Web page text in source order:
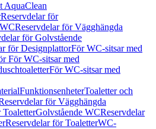
AquaClean
Reservdelar för
Reservdelar för Vägghängda
för Golvstående
för DesignplattorFör WC-sitsar med
För WC-sitsar med
För WC-sitsar med
FunktionsenheterToaletter och
för Vägghängda
ToaletterGolvstående WCReservdelar
Reservdelar för ToaletterWC-